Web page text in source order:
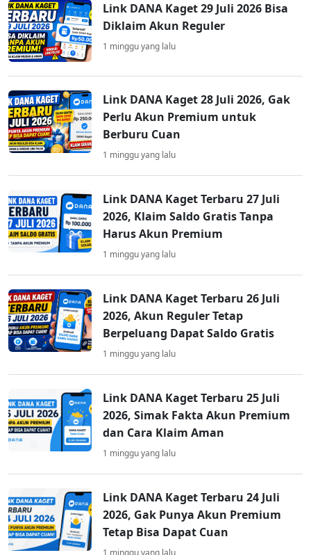
Link DANA Kaget 29 Juli 2026 Bisa
Diklaim Akun Reguler
1 minggu yang lalu
Link DANA Kaget 28 Juli 2026, Gak
Perlu Akun Premium untuk
Berburu Cuan
1 minggu yang lalu
Link DANA Kaget Terbaru 27 Juli
2026, Klaim Saldo Gratis Tanpa
Harus Akun Premium
1 minggu yang lalu
Link DANA Kaget Terbaru 26 Juli
2026, Akun Reguler Tetap
Berpeluang Dapat Saldo Gratis
1 minggu yang lalu
Link DANA Kaget Terbaru 25 Juli
2026, Simak Fakta Akun Premium
dan Cara Klaim Aman
1 minggu yang lalu
Link DANA Kaget Terbaru 24 Juli
2026, Gak Punya Akun Premium
Tetap Bisa Dapat Cuan